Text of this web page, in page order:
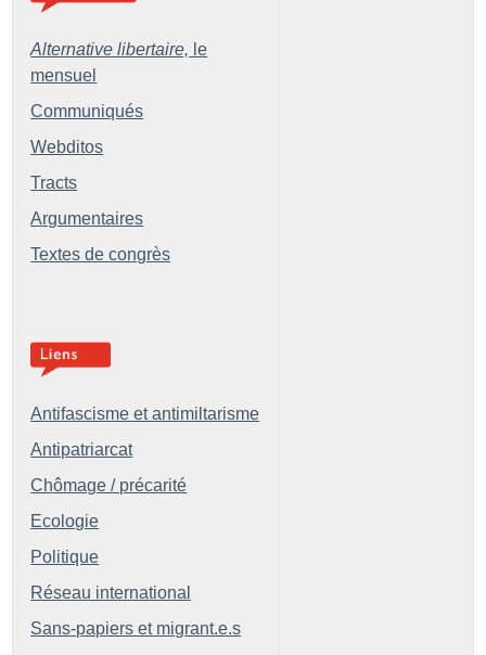
Alternative libertaire, le
mensuel
Communiqués
Webditos
Tracts
Argumentaires
Textes de congrès
Antifascisme et antimiltarisme
Antipatriarcat
Chômage / précarité
Ecologie
Politique
Réseau international
Sans-papiers et migrant.e.s